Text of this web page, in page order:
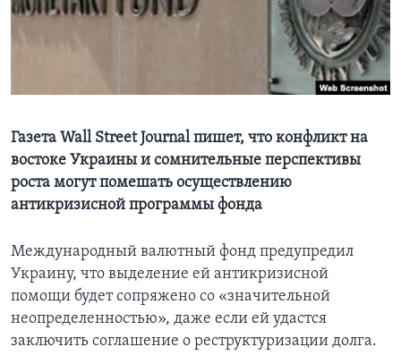
Learning English
Языки
Газета Wall Street Journal пишет, что конфликт на
востоке Украины и сомнительные перспективы
роста могут помешать осуществлению
антикризисной программы фонда
Международный валютный фонд предупредил
Украину, что выделение ей антикризисной
помощи будет сопряжено со «значительной
неопределенностью», даже если ей удастся
заключить соглашение о реструктуризации долга.